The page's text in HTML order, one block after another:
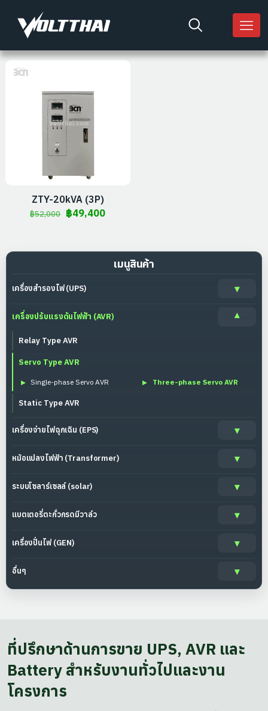
ZTY-20kVA (3P)
฿52,000 Original
฿49,400Current
฿49,400.
เมนูสินค้า
เครื่องสำรองไฟ (UPS)
เครื่องปรับแรงดันไฟฟ้า (AVR)
Relay Type AVR
Servo Type AVR
Single-phase Servo AVR Three-phase Servo AVR
Static Type AVR
เครื่องจ่ายไฟฉุกเฉิน (EPS)
หม้อแปลงไฟฟ้า (Transformer)
ระบบโซลาร์เซลล์ (solar)
แบตเตอรี่ตะกั่วกรดมีวาล์ว
เครื่องปั่นไฟ (GEN)
อื่นๆ
ที่ปรึกษาด้านการขาย UPS, AVR และ
Battery สำหรับงานทั่วไปและงาน
โครงการ